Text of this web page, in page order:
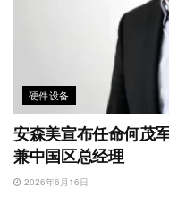
硬件设备
安森美宣布任命何茂
兼中国区总经理
2026年6月16日